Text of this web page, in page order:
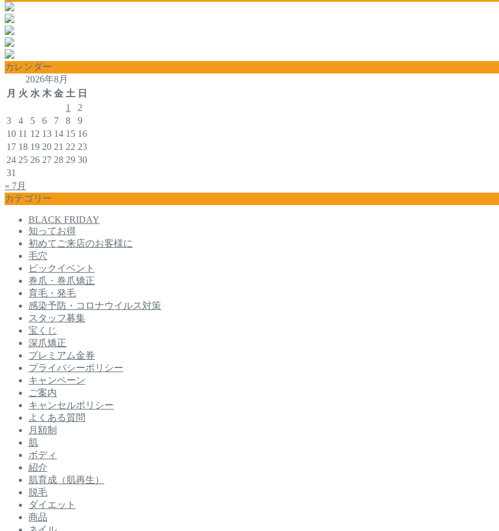
カレンダー
2026年8月
月 火 水 木 金 土 日
1
2
3
4 5 6 7 8
9
10 11 12 13 14 15 16
17 18 19 20 21 22 23
24 25 26 27 28 29 30
31
« 7月
カテゴリー
BLACK FRIDAY
知ってお得
初めてご来店のお客様に
毛穴
ビックイベント
巻爪・巻爪矯正
育毛・発毛
感染予防・コロナウイルス対策
スタッフ募集
宝くじ
深爪矯正
プレミアム金券
プライバシーポリシー
キャンペーン
ご案内
キャンセルポリシー
よくある質問
月額制
肌
ボディ
紹介
肌育成（肌再生）
脱毛
ダイエット
商品